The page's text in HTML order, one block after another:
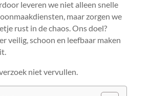
leveren we niet alleen snelle
maar zorgen we
rust in de chaos.​ Ons doel?
veilig, schoon en leefbaar maken
niet vervullen.​